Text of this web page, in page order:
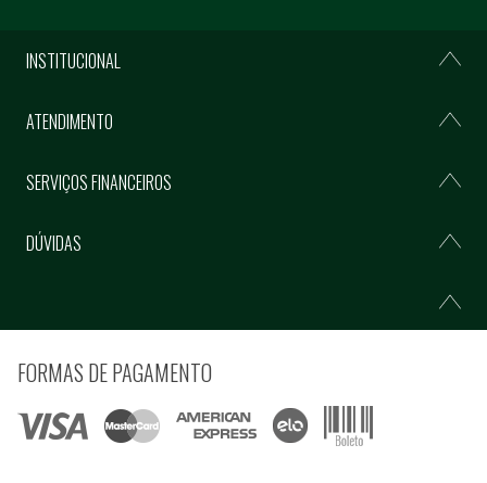
INSTITUCIONAL
ATENDIMENTO
SERVIÇOS FINANCEIROS
DÚVIDAS
FORMAS DE PAGAMENTO